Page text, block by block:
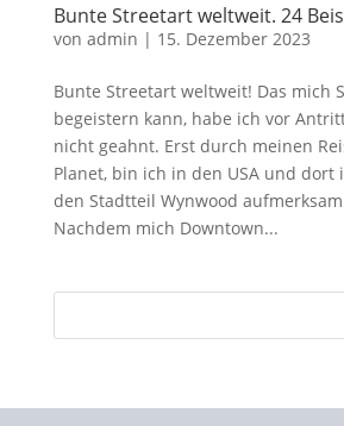
Bunte Streetart weltweit. 24
von admin | 15. Dezember 2023
Bunte Streetart weltweit! Das mich
begeistern kann, habe ich vor
nicht geahnt. Erst durch meinen
Planet, bin ich in den USA und dort
den Stadtteil Wynwood
Nachdem mich Downtown...